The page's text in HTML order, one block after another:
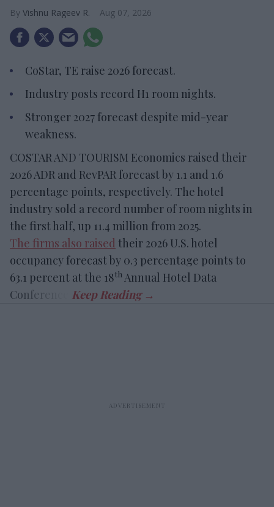
Vishnu Rageev R. Aug 07, 2026
CoStar, TE raise 2026 forecast.
Industry posts record H1 room nights.
Stronger 2027 forecast despite mid-year
weakness.
COSTAR AND TOURISM Economics raised their
2026 ADR and RevPAR forecast by 1.1 and 1.6
percentage points, respectively. The hotel
industry sold a record number of room nights in
the first half, up 11.4 million from 2025.
The firms also raised their 2026 U.S. hotel
occupancy forecast by 0.3 percentage points to
63.1 percent at the 18th Annual Hotel Data
Conference.